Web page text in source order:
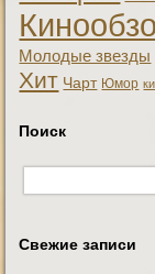
Молодые звезды
Хит Чарт Юмор
Поиск
Свежие записи